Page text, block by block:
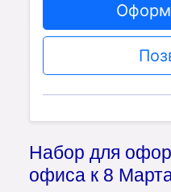
Набор для
офиса к 8